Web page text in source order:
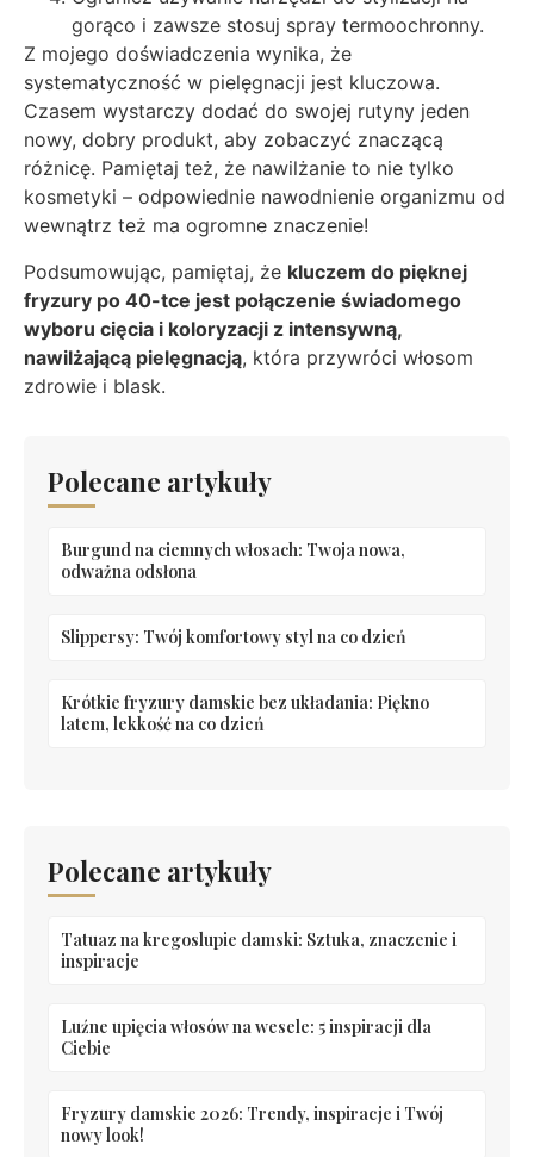
gorąco i zawsze stosuj spray termoochronny.
Z mojego doświadczenia wynika, że
systematyczność w pielęgnacji jest kluczowa.
Czasem wystarczy dodać do swojej rutyny jeden
nowy, dobry produkt, aby zobaczyć znaczącą
różnicę. Pamiętaj też, że nawilżanie to nie tylko
kosmetyki – odpowiednie nawodnienie organizmu od
wewnątrz też ma ogromne znaczenie!
Podsumowując, pamiętaj, że kluczem do pięknej
fryzury po 40-tce jest połączenie świadomego
wyboru cięcia i koloryzacji z intensywną,
nawilżającą pielęgnacją, która przywróci włosom
zdrowie i blask.
Polecane artykuły
Burgund na ciemnych włosach: Twoja nowa,
odważna odsłona
Slippersy: Twój komfortowy styl na co dzień
Krótkie fryzury damskie bez układania: Piękno
latem, lekkość na co dzień
Polecane artykuły
Tatuaz na kregoslupie damski: Sztuka, znaczenie i
inspiracje
Luźne upięcia włosów na wesele: 5 inspiracji dla
Ciebie
Fryzury damskie 2026: Trendy, inspiracje i Twój
nowy look!